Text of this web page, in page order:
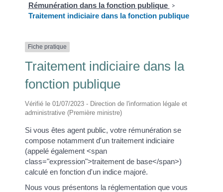
Rémunération dans la fonction publique >
Traitement indiciaire dans la fonction publique
Fiche pratique
Traitement indiciaire dans la
fonction publique
Vérifié le 01/07/2023 - Direction de l'information légale et
administrative (Première ministre)
Si vous êtes agent public, votre rémunération se
compose notamment d'un traitement indiciaire
(appelé également <span
class="expression">traitement de base</span>)
calculé en fonction d'un indice majoré.
Nous vous présentons la réglementation que vous